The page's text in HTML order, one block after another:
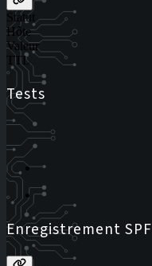
Statut
Hôte
Valeur
TTL
Tests
Enregistrement SPF